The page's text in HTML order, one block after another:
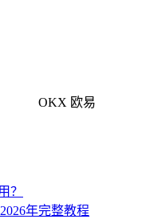
OKX 欧易
？
年完整教程